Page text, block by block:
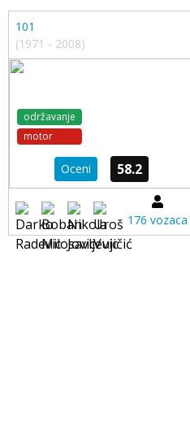
101
(1971 - 2008)
održavanje
motor
Oceni 58.2
176 vozaca